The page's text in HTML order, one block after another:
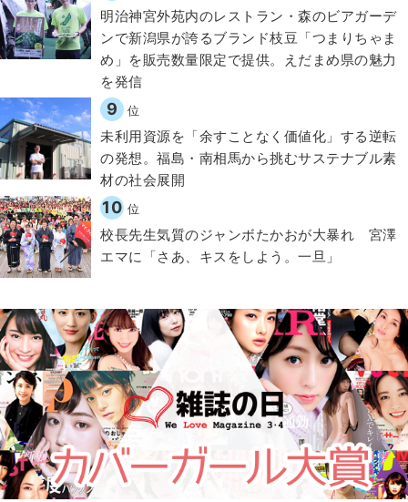
明治神宮外苑内のレストラン・森のビアガーデ
ンで新潟県が誇るブランド枝豆「つまりちゃま
め」を販売数量限定で提供。えだまめ県の魅力
を発信
9 位
​​未利用資源を「余すことなく価値化」する逆転
の発想。福島・南相馬から挑むサステナブル素
材の社会展開​
10 位
校長先生気質のジャンボたかおが大暴れ 宮澤
エマに「さあ、キスをしよう。一旦」